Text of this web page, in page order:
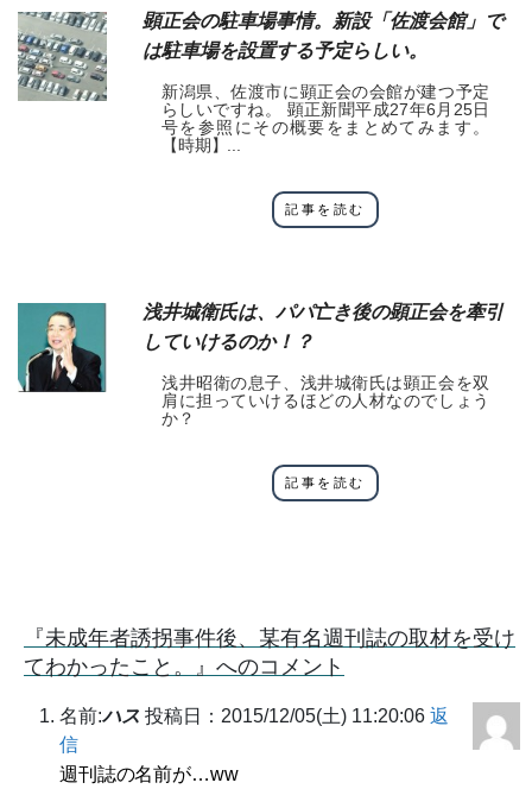
顕正会の駐車場事情。新設「佐渡会館」で
は駐車場を設置する予定らしい。
新潟県、佐渡市に顕正会の会館が建つ予定
らしいですね。 顕正新聞平成27年6月25日
号を参照にその概要をまとめてみます。
【時期】...
記事を読む
浅井城衛氏は、パパ亡き後の顕正会を牽引
していけるのか！？
浅井昭衛の息子、浅井城衛氏は顕正会を双
肩に担っていけるほどの人材なのでしょう
か？
記事を読む
『未成年者誘拐事件後、某有名週刊誌の取材を受け
てわかったこと。』へのコメント
名前:ハス 投稿日：2015/12/05(土) 11:20:06 返
信
週刊誌の名前が…ww